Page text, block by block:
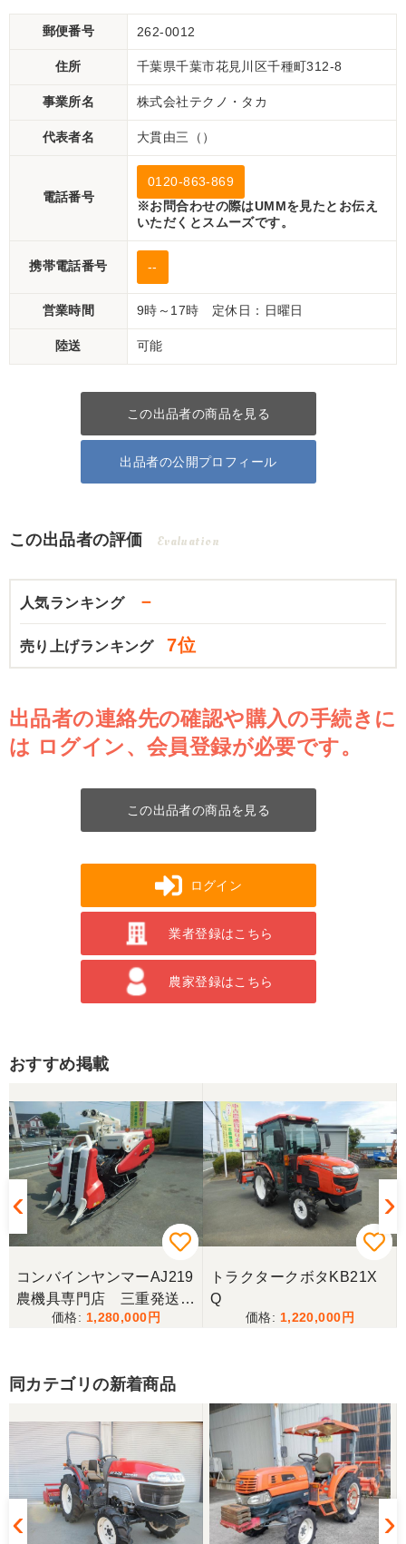
郵便番号 262-0012
住所 千葉県千葉市花見川区千種町312-8
事業所名 株式会社テクノ・タカ
代表者名 大貫由三（）
電話番号
0120-863-869
※お問合わせの際はUMMを見たとお伝え
いただくとスムーズです。
携帯電話番号 --
営業時間 9時～17時 定休日：日曜日
陸送 可能
この出品者の商品を見る
出品者の公開プロフィール
この出品者の評価 Evaluation
人気ランキング －
売り上げランキング 7位
出品者の連絡先の確認や購入の手続きに
は ログイン、会員登録が必要です。
この出品者の商品を見る
ログイン
業者登録はこちら
農家登録はこちら
おすすめ掲載
コンバインヤンマーAJ219
農機具専門店 三重発送整
備済み
1,280,000
トラクタークボタKB21X
Q
1,220,000
同カテゴリの新着商品